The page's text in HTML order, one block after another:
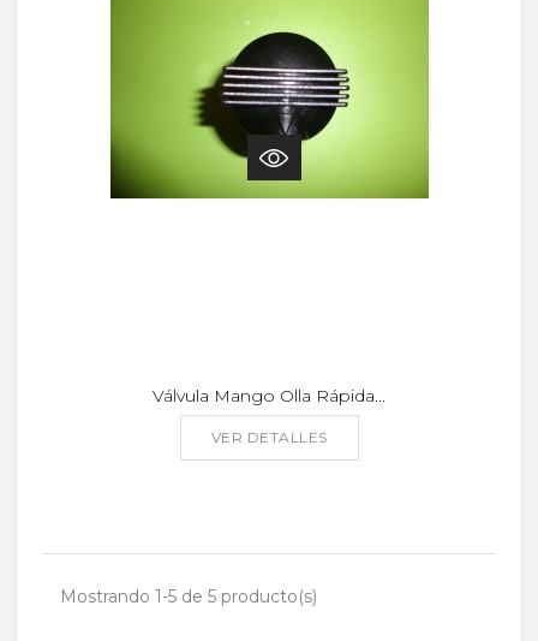
Válvula Mango Olla Rápida...
VER DETALLES
Mostrando 1-5 de 5 producto(s)